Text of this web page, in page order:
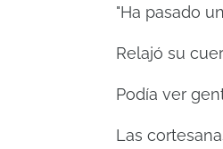
"Ha pasado
Relajó su
Podía ver
Las